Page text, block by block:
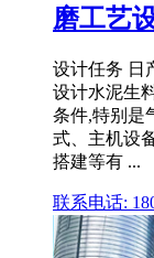
磨工艺
设计任务 日
设计水泥生
条件,特别是
式、主机设
搭建等有 ...
联系电话: